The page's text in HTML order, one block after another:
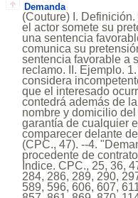
Demanda
(Couture) I.
el actor somete su
una sentencia
comunica su
sentencia favorable a
reclamo. II. Ejemplo.
considera
que el interesado
contedrá además de
nombre y domicilio
garantía de cualquier
comparecer delante
(CPC., 47). --4.
procedente de
Indice. CPC., 25, 36,
284, 286, 289, 290,
589, 596, 606, 607,